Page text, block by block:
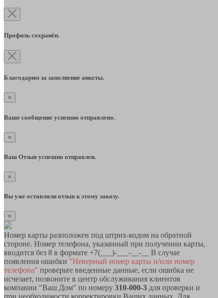
Профиль сохранён.
Благодарим за заполнение анкеты.
×
Ваше сообщение успешно отправлено.
×
Ваш Отзыв успешно отправлен.
×
Вы уже оставляли отзыв к этому заказу.
×
Номер карты разположен под штрих-кодом на обратной
стороне. Номер телефона, указанный при получении карты,
вводится без 8 в формате +7(___)-___-__-__ В случае
появления ошибки "Неверный номер карты и/или номер
телефона" проверьте введенные данные, если ошибка не
исчезает, позвоните в центр обслуживания клиентов
компании "Ваш Дом" по номеру 310-000-3 для проверки и